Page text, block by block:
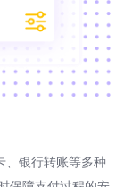
、银行转账等多种